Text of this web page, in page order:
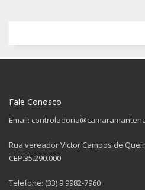
Fale Conosco
Email:
Rua vereador Victor Campos de
CEP.35.290.000
Telefone: (33) 9 9982-7960